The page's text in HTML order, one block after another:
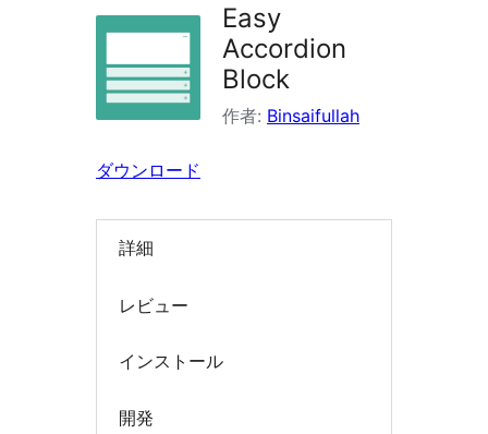
索
Easy
Accordion
Block
作者: Binsaifullah
ダウンロード
詳細
レビュー
インストール
開発